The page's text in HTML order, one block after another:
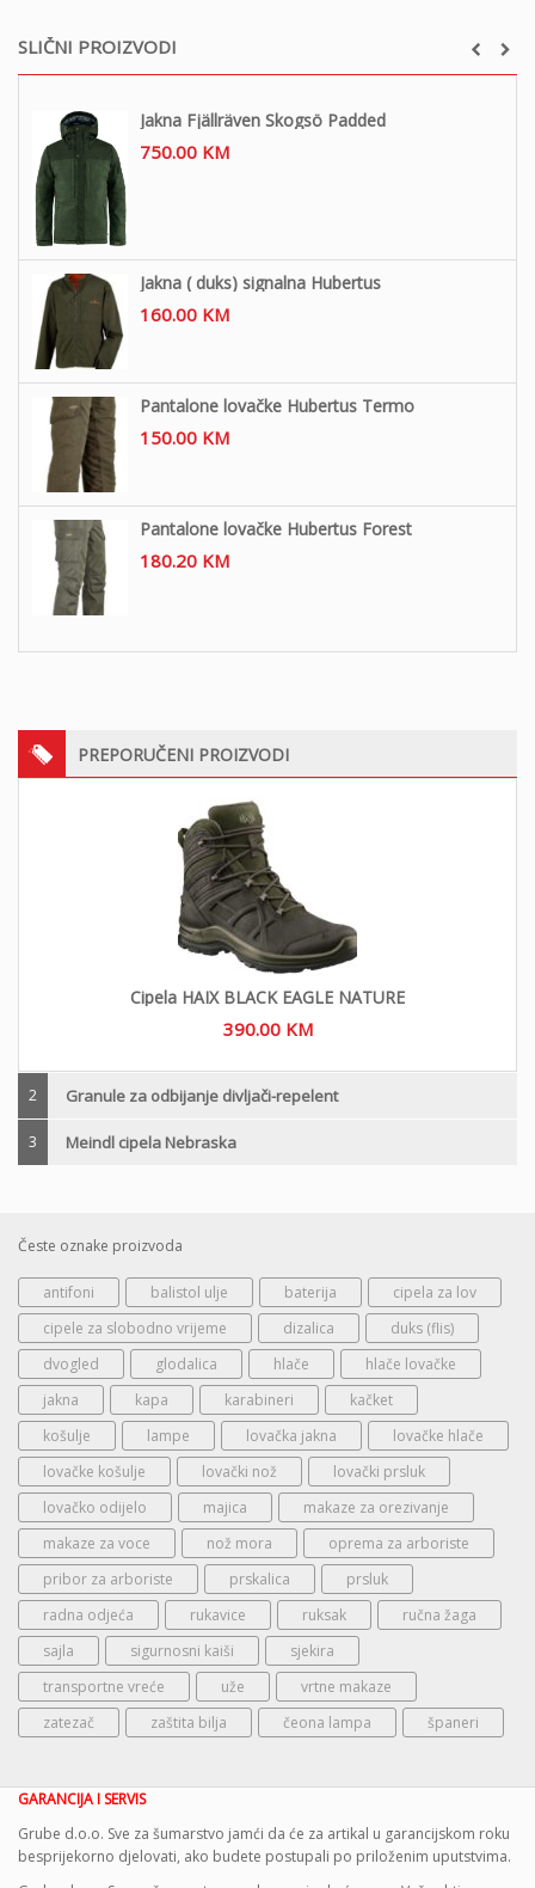
SLIČNI PROIZVODI
Jakna Fjällräven Skogsö Padded
750.00 KM
Jakna ( duks) signalna Hubertus
160.00 KM
Pantalone lovačke Hubertus Termo
150.00 KM
Pantalone lovačke Hubertus Forest
180.20 KM
PREPORUČENI PROIZVODI
Cipela HAIX BLACK EAGLE NATURE
390.00 KM
2 Granule za odbijanje divljači-repelent
3 Meindl cipela Nebraska
Česte oznake proizvoda
antifoni balistol ulje baterija
cipela za lov
cipele za slobodno vrijeme
dizalica
duks (flis)
dvogled
glodalica hlače
hlače lovačke
jakna
kapa karabineri
kačket
košulje
lampe lovačka jakna
lovačke hlače
lovačke košulje
lovački nož
lovački prsluk
lovačko odijelo
majica
makaze za orezivanje
makaze za voce
nož mora
oprema za arboriste
pribor za arboriste
prskalica
prsluk
radna odjeća
rukavice ruksak
ručna žaga
sajla
sigurnosni kaiši
sjekira
transportne vreće
uže
vrtne makaze
zatezač
zaštita bilja čeona lampa španeri
GARANCIJA I SERVIS
Grube d.o.o. Sve za šumarstvo jamći da će za artikal u garancijskom roku
besprijekorno djelovati, ako budete postupali po priloženim uputstvima.